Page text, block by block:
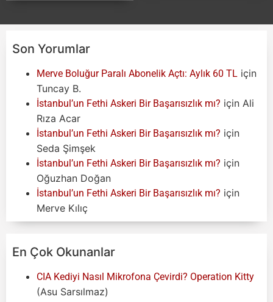
Son Yorumlar
Merve Boluğur Paralı Abonelik Açtı: Aylık 60 TL için
Tuncay B.
İstanbul’un Fethi Askeri Bir Başarısızlık mı? için Ali
Rıza Acar
İstanbul’un Fethi Askeri Bir Başarısızlık mı? için
Seda Şimşek
İstanbul’un Fethi Askeri Bir Başarısızlık mı? için
Oğuzhan Doğan
İstanbul’un Fethi Askeri Bir Başarısızlık mı? için
Merve Kılıç
En Çok Okunanlar
CIA Kediyi Nasıl Mikrofona Çevirdi? Operation Kitty
(Asu Sarsılmaz)